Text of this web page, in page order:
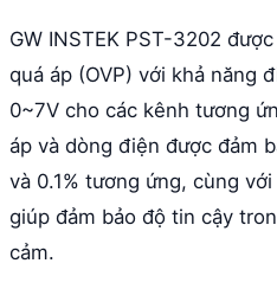
GW INSTEK PST-3202
quá áp (OVP) với khả năng
0~7V cho các kênh tương
áp và dòng điện được đảm
và 0.1% tương ứng, cùng
giúp đảm bảo độ tin cậy
cảm.